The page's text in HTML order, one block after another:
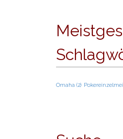
Omaha (2)